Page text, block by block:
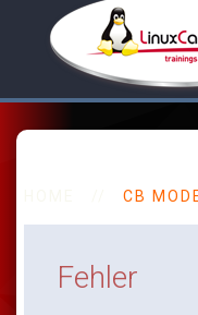
CB
Fehler